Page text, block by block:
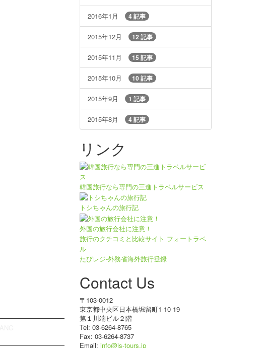
2016年1月 4 記事
2015年12月 12 記事
2015年11月 15 記事
2015年10月 10 記事
2015年9月 1 記事
2015年8月 4 記事
リンク
韓国旅行なら専門の三進トラベルサービス
トシちゃんの旅行記
外国の旅行会社に注意！
旅行のクチコミと比較サイト フォートラベ
ル
たびレジ-外務省海外旅行登録
Contact Us
〒103-0012
東京都中央区日本橋堀留町1-10-19
第１川端ビル２階
Tel: 03-6264-8765
Fax: 03-6264-8737
Email: info@js-tours.jp